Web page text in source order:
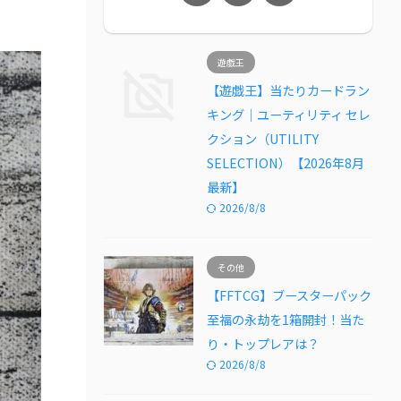
遊戯王
【遊戯王】当たりカードラン
キング｜ユーティリティ セレ
クション（UTILITY
SELECTION）【2026年8月
最新】
2026/8/8
その他
【FFTCG】ブースターパック
至福の永劫を1箱開封！当た
り・トップレアは？
2026/8/8